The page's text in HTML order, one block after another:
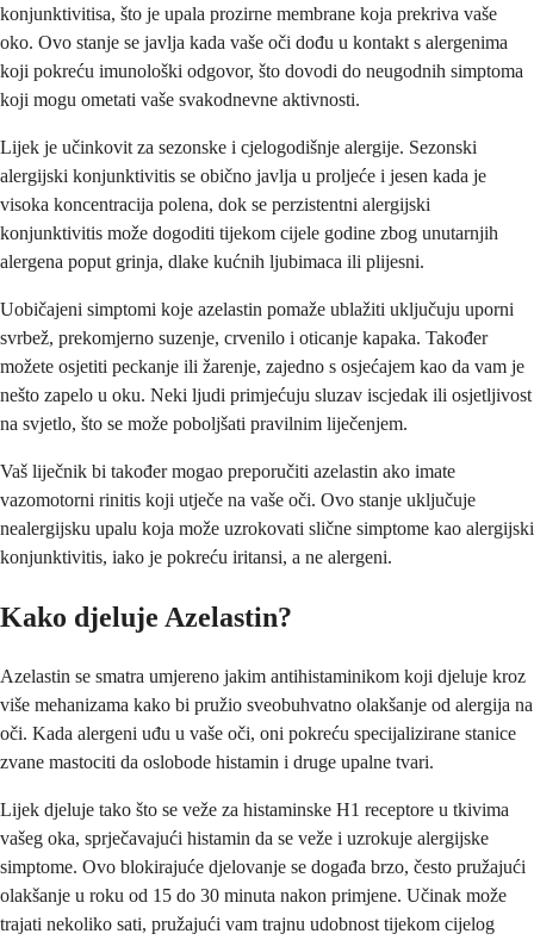
konjunktivitisa, što je upala prozirne membrane koja prekriva vaše
oko. Ovo stanje se javlja kada vaše oči dođu u kontakt s alergenima
koji pokreću imunološki odgovor, što dovodi do neugodnih simptoma
koji mogu ometati vaše svakodnevne aktivnosti.
Lijek je učinkovit za sezonske i cjelogodišnje alergije. Sezonski
alergijski konjunktivitis se obično javlja u proljeće i jesen kada je
visoka koncentracija polena, dok se perzistentni alergijski
konjunktivitis može dogoditi tijekom cijele godine zbog unutarnjih
alergena poput grinja, dlake kućnih ljubimaca ili plijesni.
Uobičajeni simptomi koje azelastin pomaže ublažiti uključuju uporni
svrbež, prekomjerno suzenje, crvenilo i oticanje kapaka. Također
možete osjetiti peckanje ili žarenje, zajedno s osjećajem kao da vam je
nešto zapelo u oku. Neki ljudi primjećuju sluzav iscjedak ili osjetljivost
na svjetlo, što se može poboljšati pravilnim liječenjem.
Vaš liječnik bi također mogao preporučiti azelastin ako imate
vazomotorni rinitis koji utječe na vaše oči. Ovo stanje uključuje
nealergijsku upalu koja može uzrokovati slične simptome kao alergijski
konjunktivitis, iako je pokreću iritansi, a ne alergeni.
Kako djeluje Azelastin?
Azelastin se smatra umjereno jakim antihistaminikom koji djeluje kroz
više mehanizama kako bi pružio sveobuhvatno olakšanje od alergija na
oči. Kada alergeni uđu u vaše oči, oni pokreću specijalizirane stanice
zvane mastociti da oslobode histamin i druge upalne tvari.
Lijek djeluje tako što se veže za histaminske H1 receptore u tkivima
vašeg oka, sprječavajući histamin da se veže i uzrokuje alergijske
simptome. Ovo blokirajuće djelovanje se događa brzo, često pružajući
olakšanje u roku od 15 do 30 minuta nakon primjene. Učinak može
trajati nekoliko sati, pružajući vam trajnu udobnost tijekom cijelog